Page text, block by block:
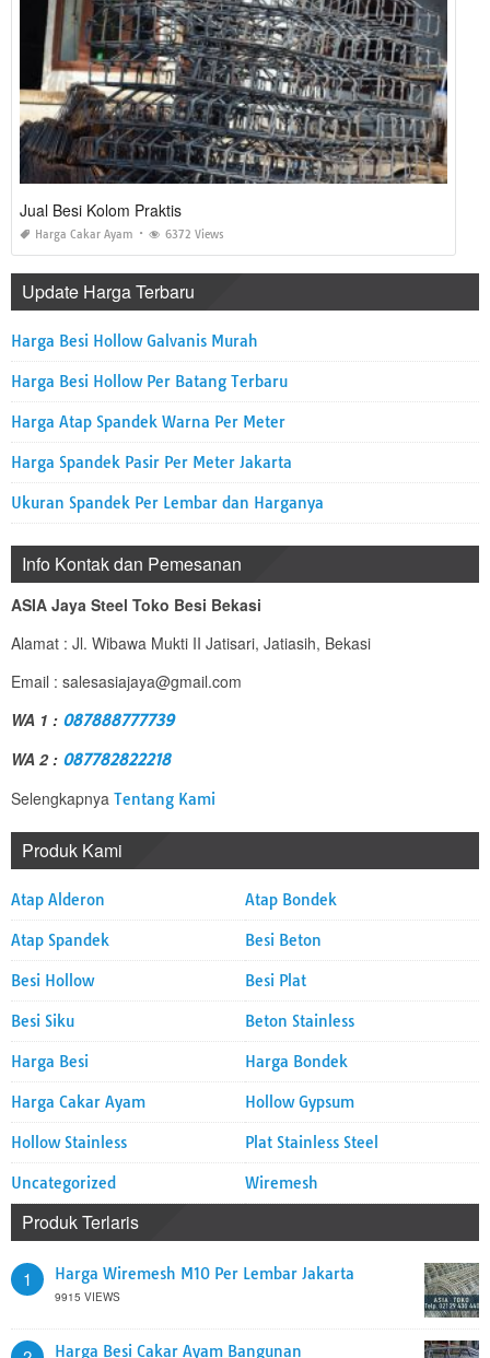
Jual Besi Kolom Praktis
Harga Cakar Ayam 6372 Views
Update Harga Terbaru
Harga Besi Hollow Galvanis Murah
Harga Besi Hollow Per Batang Terbaru
Harga Atap Spandek Warna Per Meter
Harga Spandek Pasir Per Meter Jakarta
Ukuran Spandek Per Lembar dan Harganya
Info Kontak dan Pemesanan
ASIA Jaya Steel Toko Besi Bekasi
Alamat : Jl. Wibawa Mukti II Jatisari, Jatiasih, Bekasi
Email : salesasiajaya@gmail.com
WA 1 : 087888777739
WA 2 : 087782822218
Selengkapnya Tentang Kami
Produk Kami
Atap Alderon Atap Bondek
Atap Spandek Besi Beton
Besi Hollow Besi Plat
Besi Siku Beton Stainless
Harga Besi Harga Bondek
Harga Cakar Ayam Hollow Gypsum
Hollow Stainless Plat Stainless Steel
Uncategorized Wiremesh
Produk Terlaris
1 Harga Wiremesh M10 Per Lembar Jakarta
9915 VIEWS
Harga Besi Cakar Ayam Bangunan